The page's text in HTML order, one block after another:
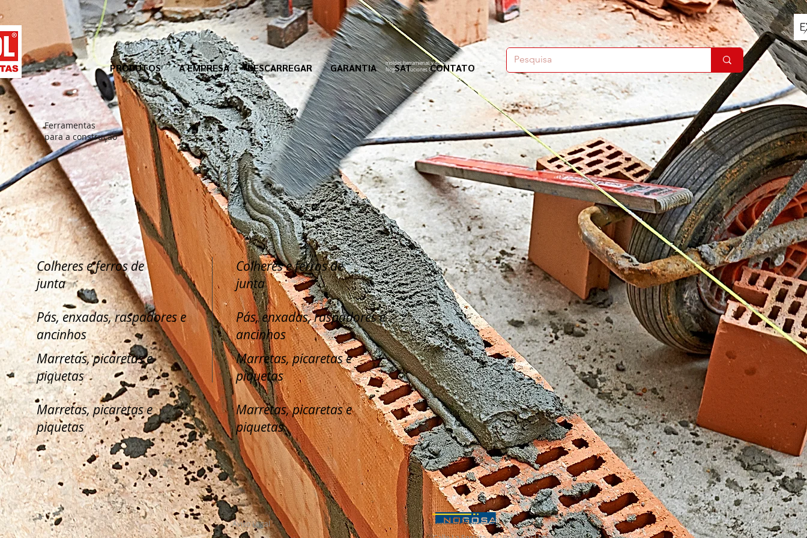
moldes,herramienas y químicos para la construcción
Nogosa Soluciones Constructivas
PRODUTOS A EMPRESA DESCARREGAR GARANTIA SAT CONTATO
Ferramentas
para a construção
Colheres e ferros de
junta
Colheres e ferros de
junta
Pás, enxadas, raspadores e
ancinhos
Pás, enxadas, raspadores e
ancinhos
Marretas, picaretas e
piquetas
Marretas, picaretas e
piquetas
Marretas, picaretas e
piquetas
Marretas, picaretas e
piquetas
Aviso Legal